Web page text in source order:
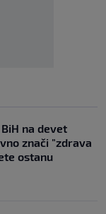
na devet
znači "zdrava
ostanu